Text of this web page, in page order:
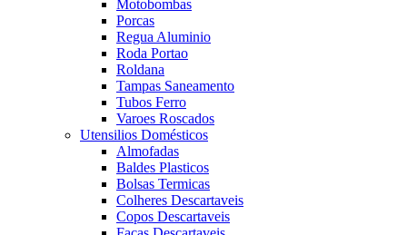
Motobombas
Porcas
Regua Aluminio
Roda Portao
Roldana
Tampas Saneamento
Tubos Ferro
Varoes Roscados
Utensilios Domésticos
Almofadas
Baldes Plasticos
Bolsas Termicas
Colheres Descartaveis
Copos Descartaveis